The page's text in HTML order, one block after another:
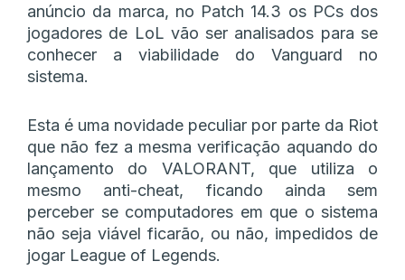
anúncio da marca, no Patch 14.3 os PCs dos
jogadores de LoL vão ser analisados para se
conhecer a viabilidade do Vanguard no
sistema.
Esta é uma novidade peculiar por parte da Riot
que não fez a mesma verificação aquando do
lançamento do VALORANT, que utiliza o
mesmo anti-cheat, ficando ainda sem
perceber se computadores em que o sistema
não seja viável ficarão, ou não, impedidos de
jogar League of Legends.